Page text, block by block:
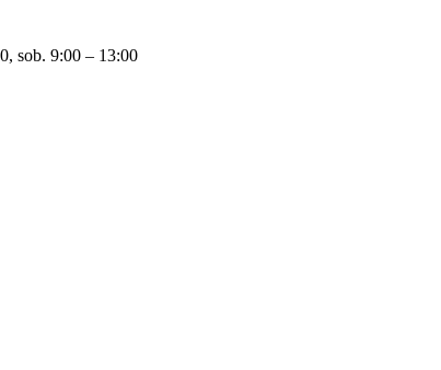
sob. 9:00 – 13:00